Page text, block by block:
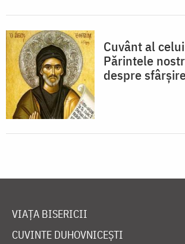
Cuvânt al
Părintele
despre
VIAȚA BISERICII
CUVINTE DUHOVNICEȘTI